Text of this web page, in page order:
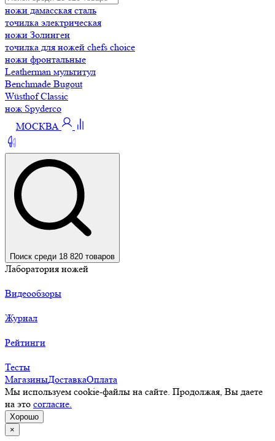
ножи дамасская сталь
точилка электрическая
ножи Золинген
точилка для ножей chefs choice
ножи фронтальные
Leatherman мультитул
Benchmade Bugout
Wüsthof Classic
нож Spyderco
МОСКВА
Поиск среди 18 820 товаров
Лаборатория ножей
Видеообзоры
Журнал
Рейтинги
Тесты
МагазиныДоставкаОплата
Мы используем cookie-файлы на сайте. Продолжая, Вы даете
на это согласие.
Хорошо
×